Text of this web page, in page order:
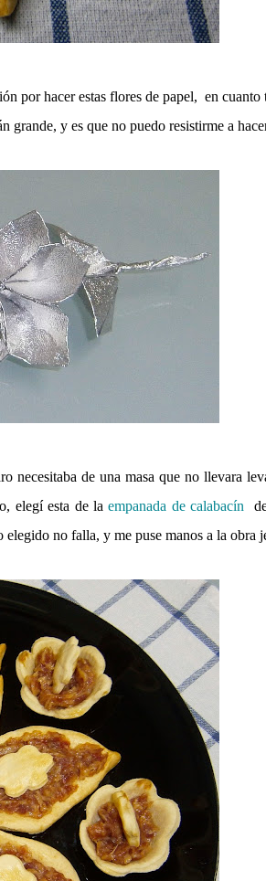
por hacer estas flores de papel, en cuanto
grande, y es que no puedo resistirme a
necesitaba de una masa que no llevara
elegí esta de laempanada de calabacín
elegido no falla, y me puse manos a la obra